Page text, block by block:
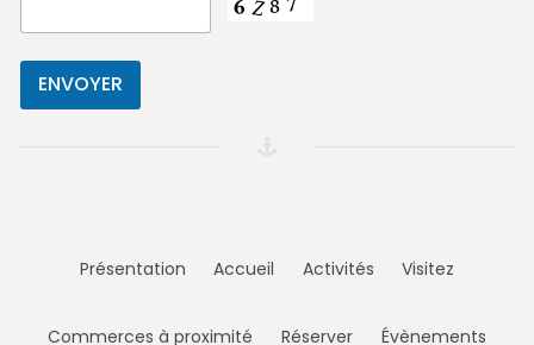
Présentation Accueil Activités Visitez
Commerces à proximité Réserver Évènements